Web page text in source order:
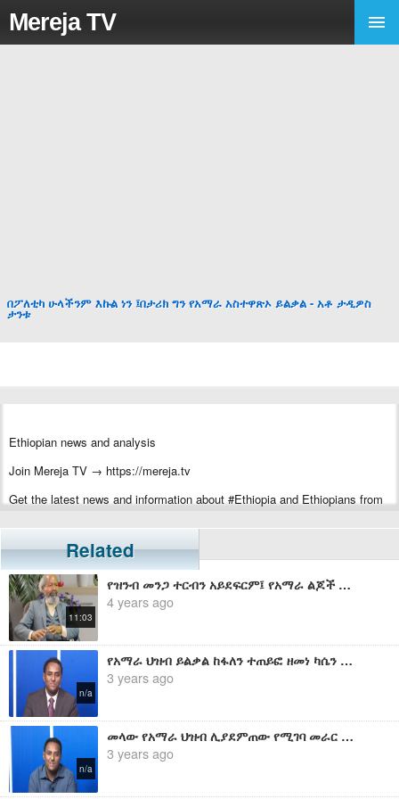
Mereja TV
በፖለቲካ ሁላችንም እኩል ነን ፤በታሪክ ግን የአማራ አስተዋጽኦ ይልቃል - አቶ ታዲዎስ
ታንቱ
Ethiopian news and analysis
Join Mereja TV → https://mereja.tv
Get the latest news and information about #Ethiopia and Ethiopians from
For inquiry or additional information, visit Mereja.com
Mereja presents Ethiopian news, Ethiopian music, sports, arts, and
entertainment
Related
11:03
የዝንብ መንጋ ተርብን አይደፍርም፤ የአማራ ልጆች ተባበሩ አንድ ሁኑ - አቶ ታዲዎስ ታንቱ
4 years ago
n/a
የአማራ ህዝብ ይልቃል ከፋለን ተጠይፎ ዘመነ ካሴን መሪ ሲያደርግ በምክንያት ነው - ሀብታሙ አያሌው
3 years ago
n/a
መላው የአማራ ህዝብ ሊያደምጠው የሚገባ መራር ሀቅ፤ እነ ይልቃል ከፋለ በአማራ ህዝብ ሞት የተሳለቁበት የብአዴኑ ጉባኤ ምስጢር - ሀብታሙ አያሌው
3 years ago